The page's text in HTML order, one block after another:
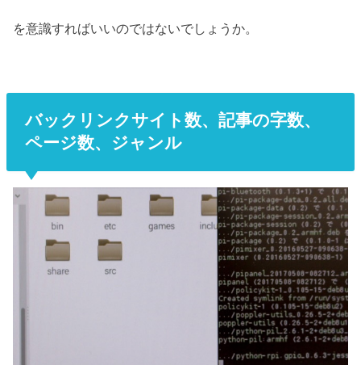
を意識すればいいのではないでしょうか。
バックリンクサイト数、記事の字数、
ページ数、ジャンル